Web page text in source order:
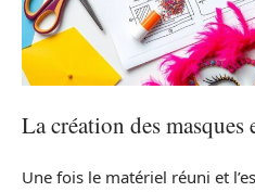
La création des masques
Une fois le matériel réuni et